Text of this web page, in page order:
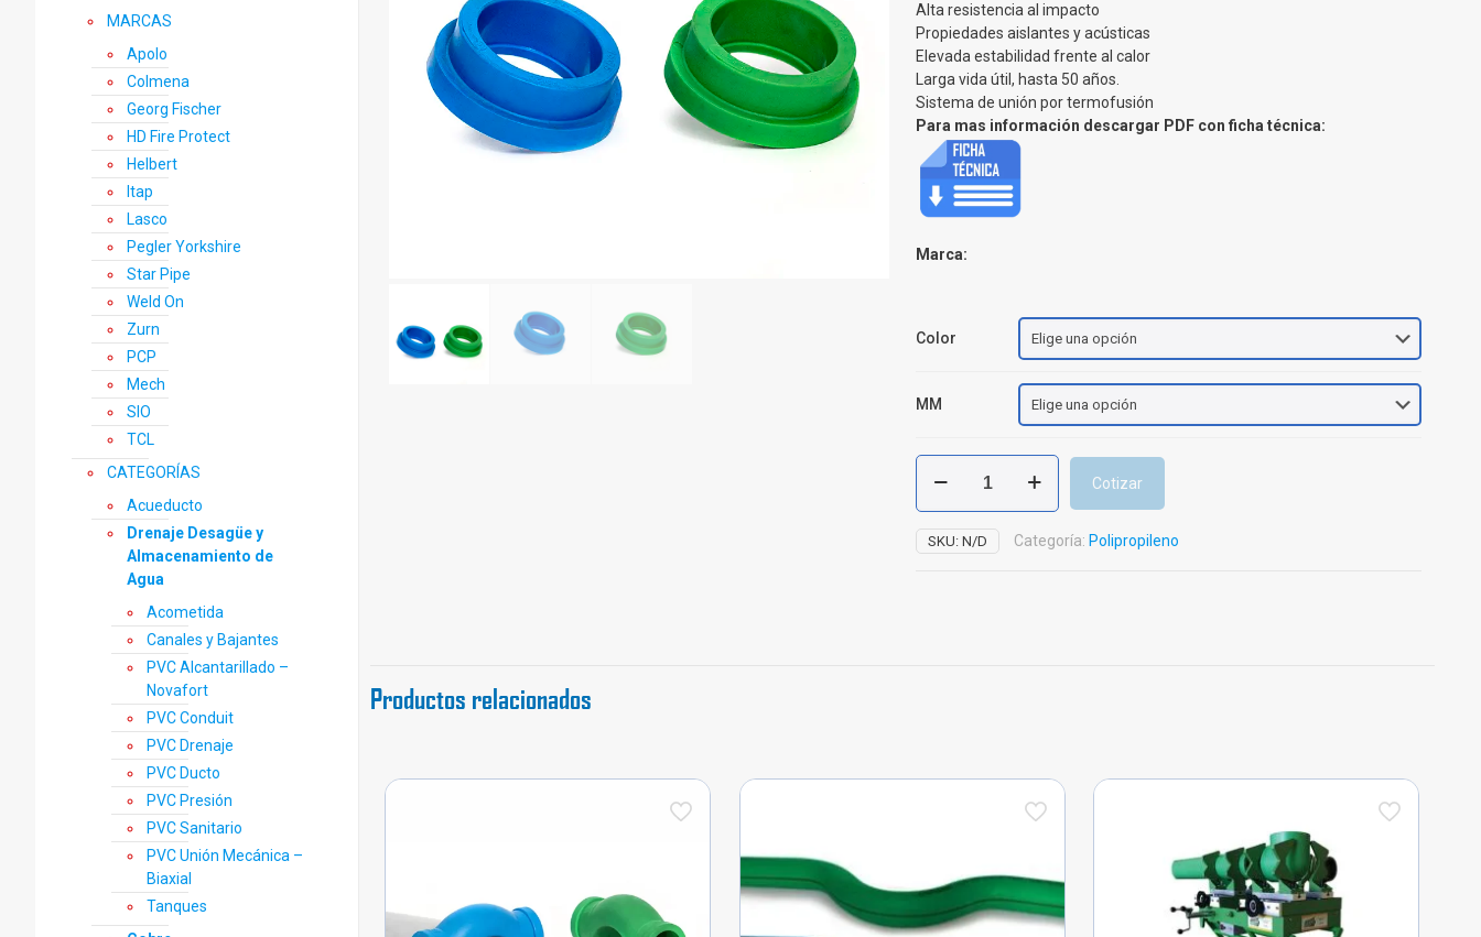
Alta resistencia al impacto
Propiedades aislantes y acústicas
Elevada estabilidad frente al calor
Larga vida útil, hasta 50 años.
Sistema de unión por termofusión
Para mas información descargar PDF con ficha técnica:
Marca:
Color
MM
Porta
Brida
Polipropileno
Fusión
cantidad
Cotizar
SKU:N/D Categoría: Polipropileno
Productos relacionados
MARCAS
Apolo
Colmena
Georg Fischer
HD Fire Protect
Helbert
Itap
Lasco
Pegler Yorkshire
Star Pipe
Weld On
Zurn
PCP
Mech
SIO
TCL
CATEGORÍAS
Acueducto
Drenaje Desagüe y
Almacenamiento de
Agua
Acometida
Canales y Bajantes
PVC Alcantarillado –
Novafort
PVC Conduit
PVC Drenaje
PVC Ducto
PVC Presión
PVC Sanitario
PVC Unión Mecánica –
Biaxial
Tanques